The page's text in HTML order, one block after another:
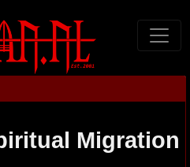
Migration